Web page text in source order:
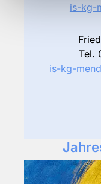
is-kg-
Tel.
is-kg-